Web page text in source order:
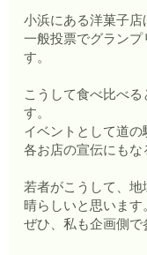
小浜にある洋菓子
一般投票でグラン
す。
こうして食べ比べ
す。
イベントとして道
各お店の宣伝にもな
若者がこうして、
晴らしいと思います
ぜひ、私も企画側